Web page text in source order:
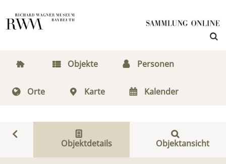
Objekte Personen
Orte Karte Kalender
Objektdetails Objektansicht